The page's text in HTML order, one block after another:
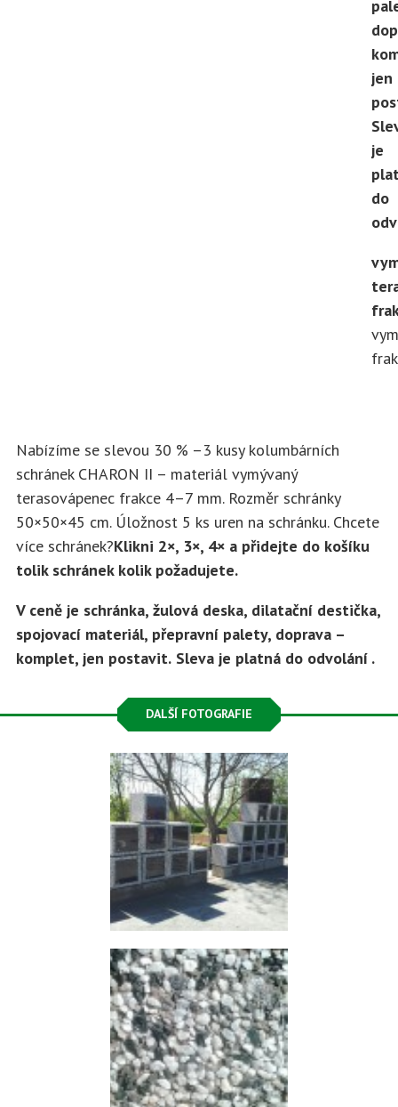
jen
je
do
Nabízíme se slevou 30 % –3 kusy kolumbárních
schránek CHARON II – materiál vymývaný
terasovápenec frakce 4–7 mm. Rozměr schránky
50×50×45 cm. Úložnost 5 ks uren na schránku. Chcete
více schránek?Klikni 2×, 3×, 4× a přidejte do košíku
tolik schránek kolik požadujete.
V ceně je schránka, žulová deska, dilatační destička,
spojovací materiál, přepravní palety, doprava –
komplet, jen postavit. Sleva je platná do odvolání .
DALŠÍ FOTOGRAFIE